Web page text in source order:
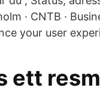
· CNTB ·
your user
ett